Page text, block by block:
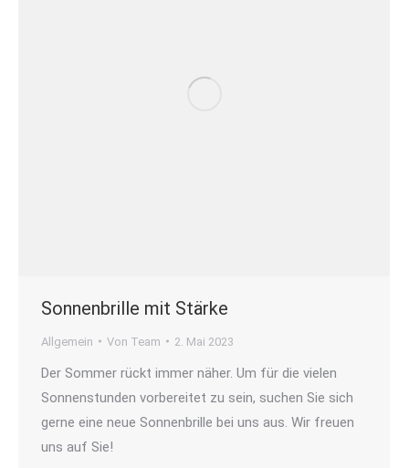
Sonnenbrille mit Stärke
Allgemein Von Team 2. Mai 2023
Der Sommer rückt immer näher. Um für die vielen
Sonnenstunden vorbereitet zu sein, suchen Sie sich
gerne eine neue Sonnenbrille bei uns aus. Wir freuen
uns auf Sie!